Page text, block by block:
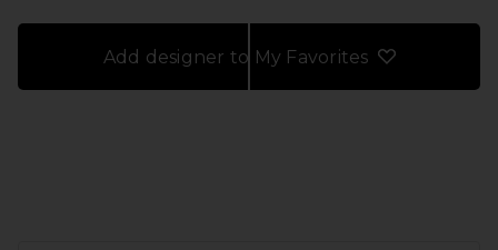
Add designer to My Favorites